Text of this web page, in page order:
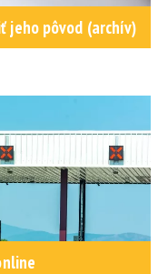
jeho pôvod (archív)